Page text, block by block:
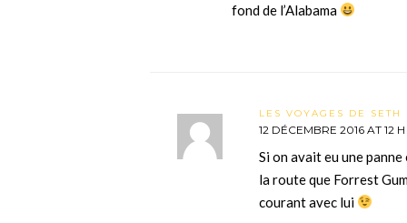
fond de l’Alabama
LES VOYAGES DE SETH
12 DÉCEMBRE 2016 AT 12
Si on avait eu une
la route que Forrest
courant avec lui